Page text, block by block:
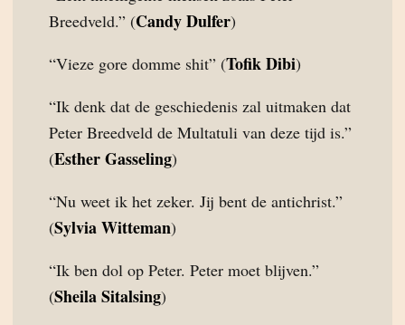
Breedveld.” (Candy Dulfer)
“Vieze gore domme shit” (Tofik Dibi)
“Ik denk dat de geschiedenis zal uitmaken dat
Peter Breedveld de Multatuli van deze tijd is.”
(Esther Gasseling)
“Nu weet ik het zeker. Jij bent de antichrist.”
(Sylvia Witteman)
“Ik ben dol op Peter. Peter moet blijven.”
(Sheila Sitalsing)